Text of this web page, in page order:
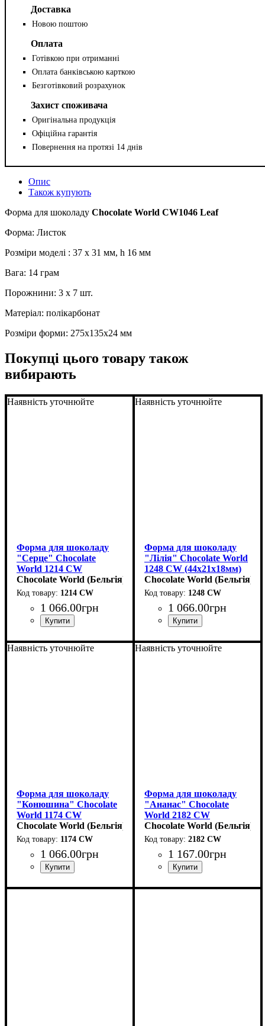
Доставка
Новою поштою
Оплата
Готівкою при отриманні
Оплата банківською карткою
Безготівковий розрахунок
Захист споживача
Оригінальна продукція
Офіційна гарантія
Повернення на протязі 14 днів
Опис
Також купують
Форма для шоколаду Chocolate World CW1046 Leaf
Форма: Листок
Розміри моделі : 37 x 31 мм, h 16 мм
Вага: 14 грам
Порожнини: 3 x 7 шт.
Матеріал: полікарбонат
Розміри форми: 275x135x24 мм
Покупці цього товару також
вибирають
Наявність уточнюйте
Форма для шоколаду
"Серце" Chocolate
World 1214 CW
(31x35x18мм,15гр)
Chocolate World (Бельгія)
1214 CW
1 066.00грн
Наявність уточнюйте
Форма для шоколаду
"Лілія" Chocolate World
1248 CW (44x21x18мм)
Chocolate World (Бельгія)
1248 CW
1 066.00грн
Наявність уточнюйте
Форма для шоколаду
"Конюшина" Chocolate
World 1174 CW
(33x30мм,h16мм,12гр)
Chocolate World (Бельгія)
1174 CW
1 066.00грн
Наявність уточнюйте
Форма для шоколаду
"Ананас" Chocolate
World 2182 CW
(42x26мм,h17мм,13гр)
Chocolate World (Бельгія)
2182 CW
1 167.00грн